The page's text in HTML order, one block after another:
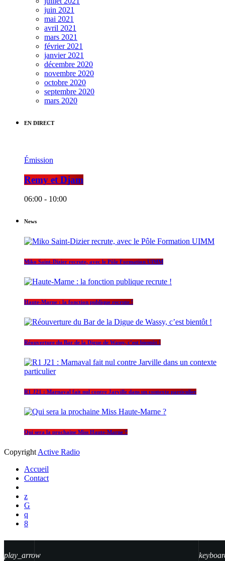
play_arrow
juin 2021
mai 2021
avril 2021
mars 2021
février 2021
janvier 2021
décembre 2020
novembre 2020
octobre 2020
septembre 2020
mars 2020
EN DIRECT
Émission
Remy et Djam
06:00 - 10:00
News
Miko Saint-Dizier recrute, avec le Pôle Formation UIMM
Haute-Marne : la fonction publique recrute !
Réouverture du Bar de la Digue de Wassy, c’est bientôt !
R1 J21 : Marnaval fait nul contre Jarville dans un contexte particulier
Qui sera la prochaine Miss Haute-Marne ?
Copyright Active Radio
Accueil
Contact